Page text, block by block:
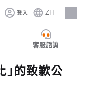
登入 ZH
人才招募
客服諮詢
」的致歉公